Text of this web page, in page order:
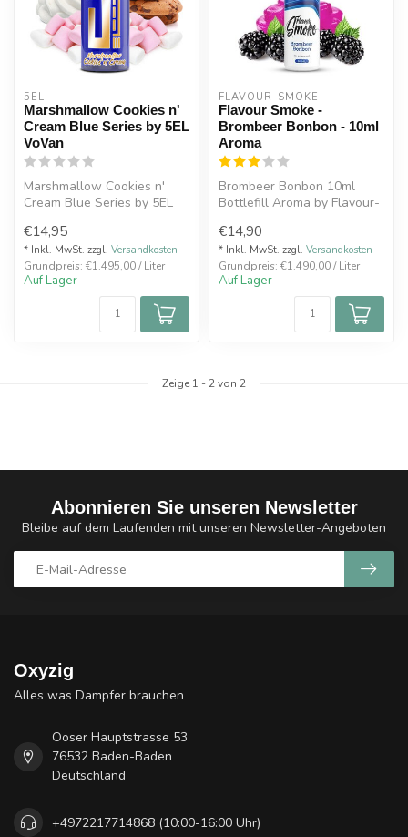
5EL
Marshmallow Cookies n'
Cream Blue Series by 5EL
VoVan
Marshmallow Cookies n'
Cream Blue Series by 5EL
€14,95
* Inkl. MwSt. zzgl. Versandkosten
Grundpreis: €1.495,00 / Liter
Auf Lager
FLAVOUR-SMOKE
Flavour Smoke -
Brombeer Bonbon - 10ml
Aroma
Brombeer Bonbon 10ml
Bottlefill Aroma by Flavour-
Bonbon v...
€14,90
* Inkl. MwSt. zzgl. Versandkosten
Grundpreis: €1.490,00 / Liter
Auf Lager
Zeige 1 - 2von 2
Abonnieren Sie unseren Newsletter
Bleibe auf dem Laufenden mit unseren Newsletter-Angeboten
Oxyzig
Alles was Dampfer brauchen
Ooser Hauptstrasse 53
76532 Baden-Baden
Deutschland
+4972217714868 (10:00-16:00 Uhr)